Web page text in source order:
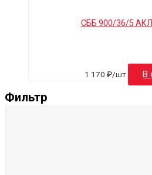
СББ 900/36/5
1 170 ₽/шт В
Фильтр